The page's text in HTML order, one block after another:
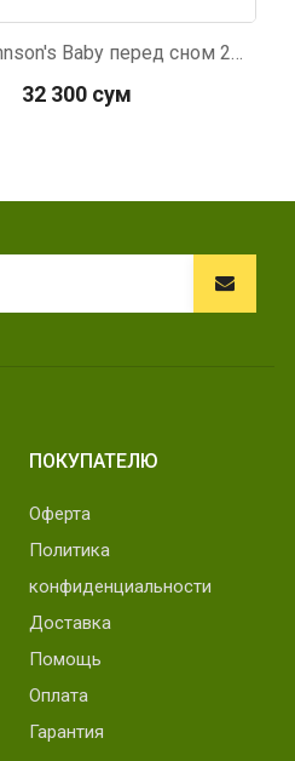
Масло Johnson's Baby перед сном 200мл
32 300 сум
ПОКУПАТЕЛЮ
Оферта
Политика
конфиденциальности
Доставка
Помощь
Оплата
Гарантия